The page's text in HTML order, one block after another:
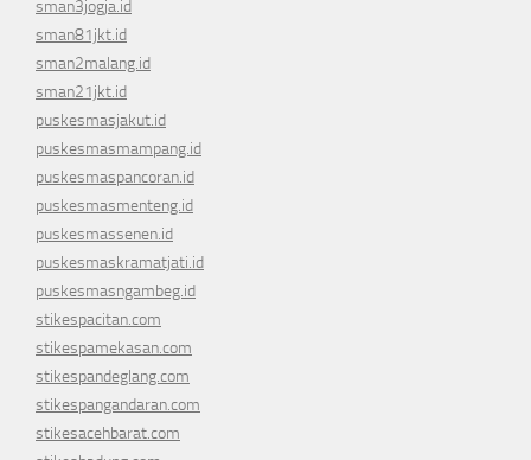
sman3jogja.id
sman81jkt.id
sman2malang.id
sman21jkt.id
puskesmasjakut.id
puskesmasmampang.id
puskesmaspancoran.id
puskesmasmenteng.id
puskesmassenen.id
puskesmaskramatjati.id
puskesmasngambeg.id
stikespacitan.com
stikespamekasan.com
stikespandeglang.com
stikespangandaran.com
stikesacehbarat.com